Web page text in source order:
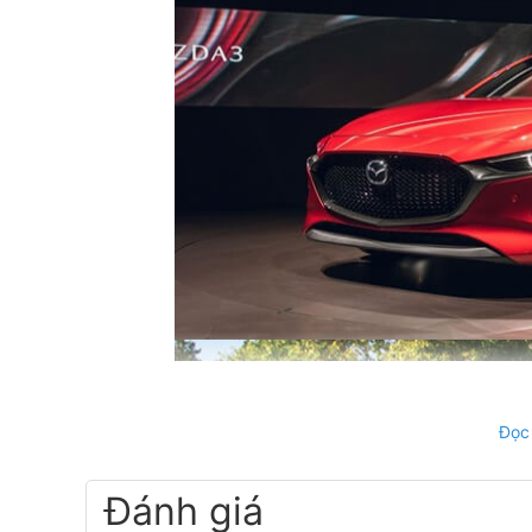
Đọc
Đánh giá